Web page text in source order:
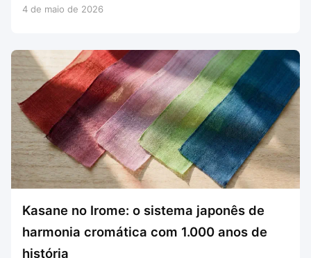
4 de maio de 2026
Kasane no Irome: o sistema japonês de
harmonia cromática com 1.000 anos de
história